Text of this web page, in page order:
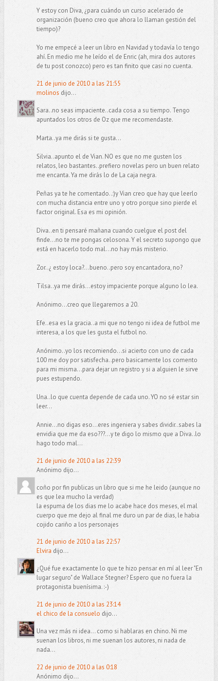
Y estoy con Diva, ¿para cuándo un curso acelerado de
organización (bueno creo que ahora lo llaman gestión del
tiempo)?
Yo me empecé a leer un libro en Navidad y todavía lo tengo
ahí. En medio me he leído el de Enric (ah, mira dos autores
de tu post conozco) pero es tan finito que casi no cuenta.
21 de junio de 2010 a las 21:55
molinos dijo...
Sara..no seas impaciente..cada cosa a su tiempo. Tengo
apuntados los otros de Oz que me recomendaste.
Marta..ya me dirás si te gusta...
Silvia..apunto el de Vian. NO es que no me gusten los
relatos, leo bastantes..prefiero novelas pero un buen relato
me encanta. Ya me dirás lo de La caja negra.
Peñas ya te he comentado..:)y Vian creo que hay que leerlo
con mucha distancia entre uno y otro porque sino pierde el
factor original. Esa es mi opinión.
Diva..en ti pensaré mañana cuando cuelgue el post del
finde...no te me pongas celosona. Y el secreto supongo que
está en hacerlo todo mal...no hay más misterio.
Zor..¿ estoy loca?...bueno..pero soy encantadora, no?
Tilsa..ya me dirás...estoy impaciente porque alguno lo lea.
Anónimo...creo que llegaremos a 20.
Efe..esa es la gracia..a mi que no tengo ni idea de futbol me
interesa, a los que les gusta el futbol no.
Anónimo..yo los recomiendo...si acierto con uno de cada
100 me doy por satisfecha..pero basicamente los comento
para mi misma...para dejar un registro y si a alguien le sirve
pues estupendo.
Una..lo que cuenta depende de cada uno. YO no sé estar sin
leer...
Annie...no digas eso...eres ingeniera y sabes dividir..sabes la
envidia que me da eso???...y te digo lo mismo que a Diva..lo
hago todo mal...
21 de junio de 2010 a las 22:39
Anónimo dijo...
coño por fin publicas un libro que si me he leido (aunque no
es que lea mucho la verdad)
la espuma de los dias me lo acabe hace dos meses, el mal
cuerpo que me dejo al final me duro un par de dias, le habia
cojido cariño a los personajes
21 de junio de 2010 a las 22:57
Elvira dijo...
¿Qué fue exactamente lo que te hizo pensar en mí al leer "En
lugar seguro" de Wallace Stegner? Espero que no fuera la
protagonista buenísima. :-)
21 de junio de 2010 a las 23:14
el chico de la consuelo dijo...
Una vez más ni idea... como si hablaras en chino. Ni me
suenan los libros, ni me suenan los autores, ni nada de
nada...
22 de junio de 2010 a las 0:18
Anónimo dijo...